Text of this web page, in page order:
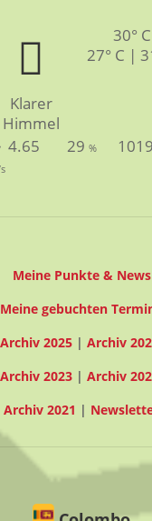
Klarer
Himmel
30° C
27° C |
4.65 29 % 1019
Meine Punkte & News
Meine gebuchten
Archiv 2025 |Archiv
Archiv 2023 |Archiv
Archiv 2021 |